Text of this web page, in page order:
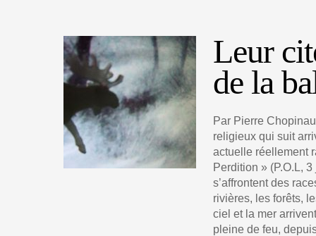
Leur
de la
Par Pierre
religieux qui suit
actuelle réellement
Perdition » (P.O.L,
s’affrontent des
rivières, les forêts,
ciel et la mer
pleine de feu,